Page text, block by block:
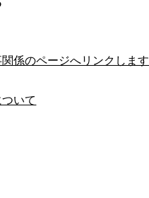
係のページへリンクします
いて